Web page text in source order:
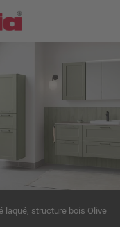
laqué, structure bois Olive